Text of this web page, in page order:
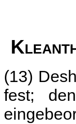
(13)
fest;